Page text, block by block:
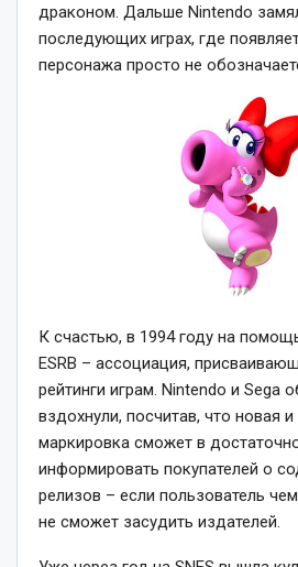
драконом. Дальше Nintendo
последующих играх, где
персонажа просто не
К счастью, в 1994 году на
ESRB – ассоциация,
рейтинги играм. Nintendo и Sega
вздохнули, посчитав, что новая
маркировка сможет в
информировать покупателей о
релизов – если пользователь
не сможет засудить издателей.